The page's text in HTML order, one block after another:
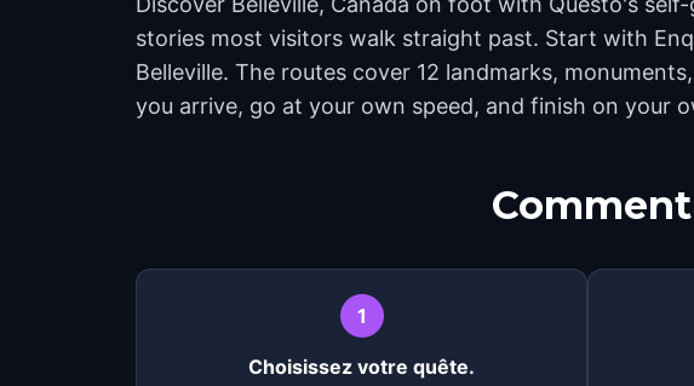
stories most visitors walk straight past. Start with
Belleville. The routes cover 12 landmarks,
you arrive, go at your own speed, and finish on your
1
Choisissez votre quête.